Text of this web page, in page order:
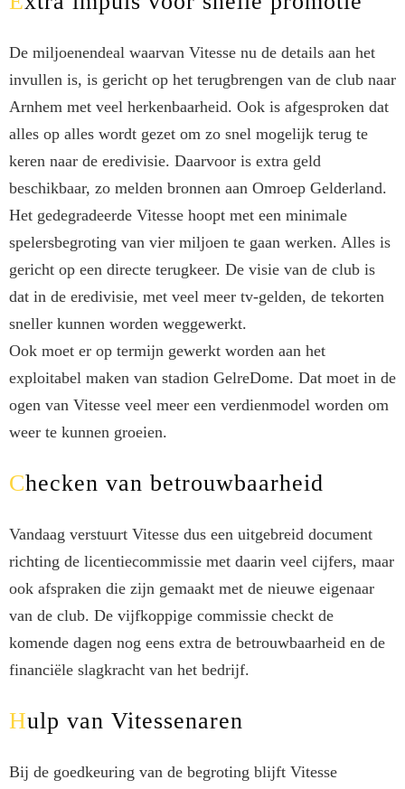
De miljoenendeal waarvan Vitesse nu de details aan het
invullen is, is gericht op het terugbrengen van de club naar
Arnhem met veel herkenbaarheid. Ook is afgesproken dat
alles op alles wordt gezet om zo snel mogelijk terug te
keren naar de eredivisie. Daarvoor is extra geld
beschikbaar, zo melden bronnen aan Omroep Gelderland.
Het gedegradeerde Vitesse hoopt met een minimale
spelersbegroting van vier miljoen te gaan werken. Alles is
gericht op een directe terugkeer. De visie van de club is
dat in de eredivisie, met veel meer tv-gelden, de tekorten
sneller kunnen worden weggewerkt.
Ook moet er op termijn gewerkt worden aan het
exploitabel maken van stadion GelreDome. Dat moet in de
ogen van Vitesse veel meer een verdienmodel worden om
weer te kunnen groeien.
Checken van betrouwbaarheid
Vandaag verstuurt Vitesse dus een uitgebreid document
richting de licentiecommissie met daarin veel cijfers, maar
ook afspraken die zijn gemaakt met de nieuwe eigenaar
van de club. De vijfkoppige commissie checkt de
komende dagen nog eens extra de betrouwbaarheid en de
financiële slagkracht van het bedrijf.
Hulp van Vitessenaren
Bij de goedkeuring van de begroting blijft Vitesse